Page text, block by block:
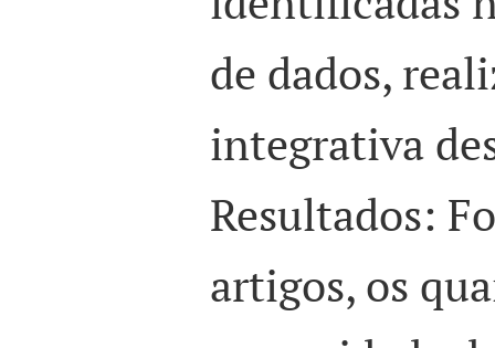
de dados,
integrativa
Resultados:
artigos, os